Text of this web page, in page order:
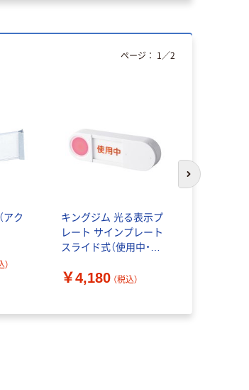
アク
）
キングジム 光る表示プ
レート サインプレート
スライド式（使用中・空
￥4,180 （税込）
ページ： 1 ／2
次のスライド